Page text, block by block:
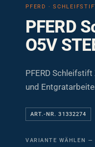
PFERD ·
PFERD
O5V
PFERD Schleifstift
und
ART.-NR. 31332274
VARIANTE WÄHLEN